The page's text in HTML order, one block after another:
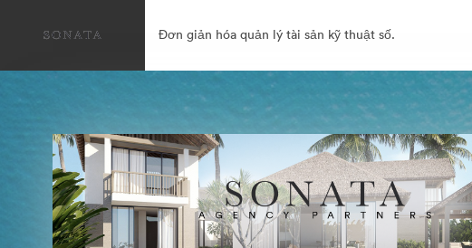
Đơn giản hóa quản lý tài sản kỹ thuật số.